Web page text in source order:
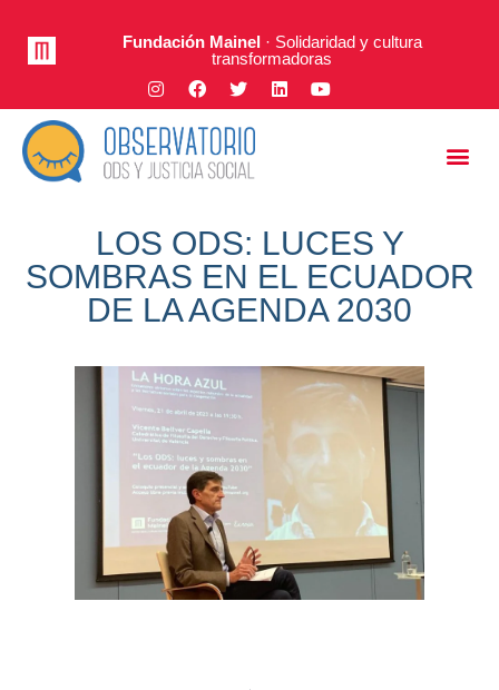
Fundación Mainel· Solidaridad y cultura
transformadoras
LOS ODS: LUCES Y
SOMBRAS EN EL ECUADOR
DE LA AGENDA 2030